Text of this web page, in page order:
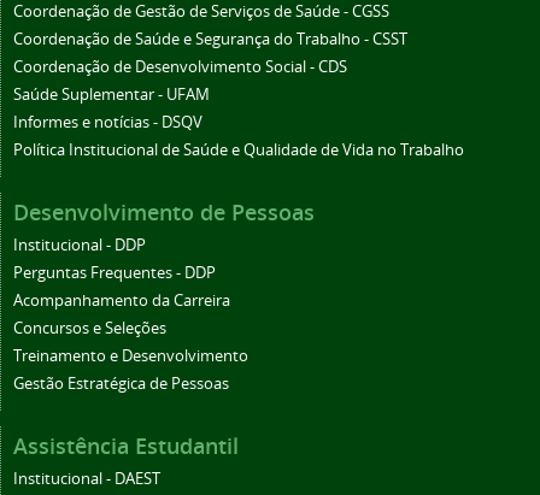
Coordenação de Gestão de Serviços de Saúde - CGSS
Coordenação de Saúde e Segurança do Trabalho - CSST
Coordenação de Desenvolvimento Social - CDS
Saúde Suplementar - UFAM
Informes e notícias - DSQV
Política Institucional de Saúde e Qualidade de Vida no Trabalho
Desenvolvimento de Pessoas
Institucional - DDP
Perguntas Frequentes - DDP
Acompanhamento da Carreira
Concursos e Seleções
Treinamento e Desenvolvimento
Gestão Estratégica de Pessoas
Assistência Estudantil
Institucional - DAEST